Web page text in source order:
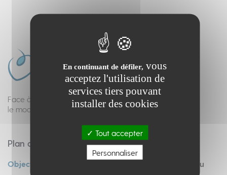
Face à l’évolution des soins et de la médecine,
le modèle hospitalier doit se réinventer...
Plan du site
Objectifs du projet
CHR Vivalia – Cœur du
En continuant de défiler, vous
acceptez l'utilisation de
services tiers pouvant
installer des cookies
Tout accepter
Personnaliser